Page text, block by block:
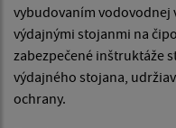
vybudovaním vodovodnej
výdajnými stojanmi na
zabezpečené inštruktáže
výdajného stojana,
ochrany.